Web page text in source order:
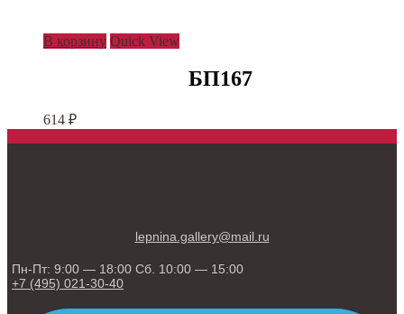
В корзину Quick View
БП167
614 ₽
lepnina.gallery@mail.ru
Пн-Пт: 9:00 — 18:00 Сб. 10:00 — 15:00
+7 (495) 021-30-40